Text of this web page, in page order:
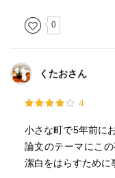
0
くたおさん
4
小さな町で5年前に
論文のテーマにこ
潔白をはらすために